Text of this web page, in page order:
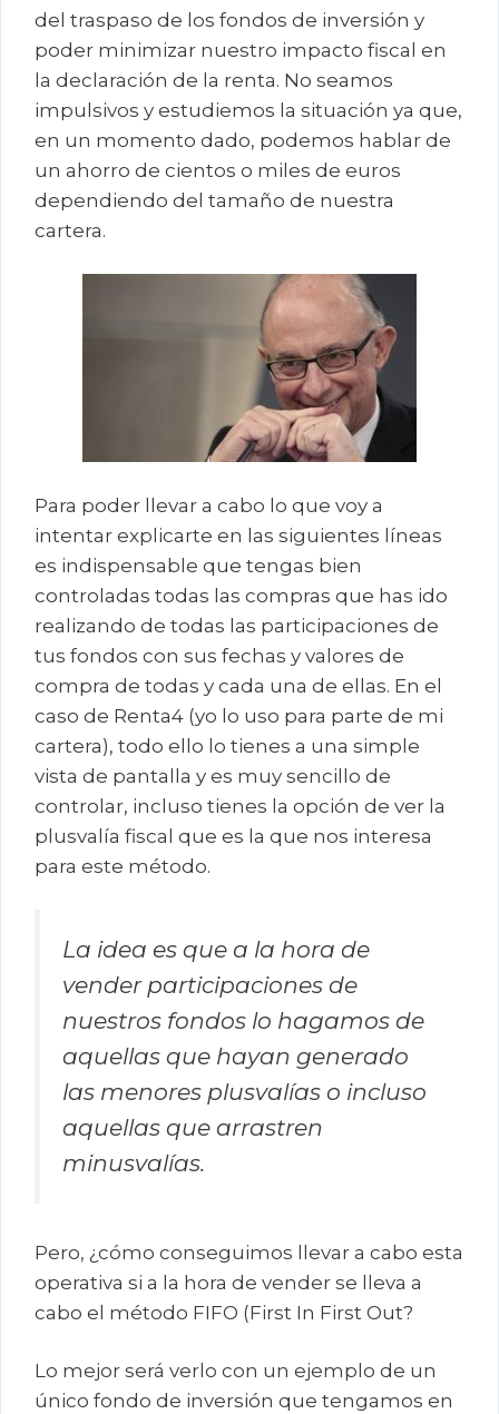
del traspaso de los fondos de inversión y
poder minimizar nuestro impacto fiscal en
la declaración de la renta. No seamos
impulsivos y estudiemos la situación ya que,
en un momento dado, podemos hablar de
un ahorro de cientos o miles de euros
dependiendo del tamaño de nuestra
cartera.
Para poder llevar a cabo lo que voy a
intentar explicarte en las siguientes líneas
es indispensable que tengas bien
controladas todas las compras que has ido
realizando de todas las participaciones de
tus fondos con sus fechas y valores de
compra de todas y cada una de ellas. En el
caso de Renta4 (yo lo uso para parte de mi
cartera), todo ello lo tienes a una simple
vista de pantalla y es muy sencillo de
controlar, incluso tienes la opción de ver la
plusvalía fiscal que es la que nos interesa
para este método.
La idea es que a la hora de
vender participaciones de
nuestros fondos lo hagamos de
aquellas que hayan generado
las menores plusvalías o incluso
aquellas que arrastren
minusvalías.
Pero, ¿cómo conseguimos llevar a cabo esta
operativa si a la hora de vender se lleva a
cabo el método FIFO (First In First Out?
Lo mejor será verlo con un ejemplo de un
único fondo de inversión que tengamos en